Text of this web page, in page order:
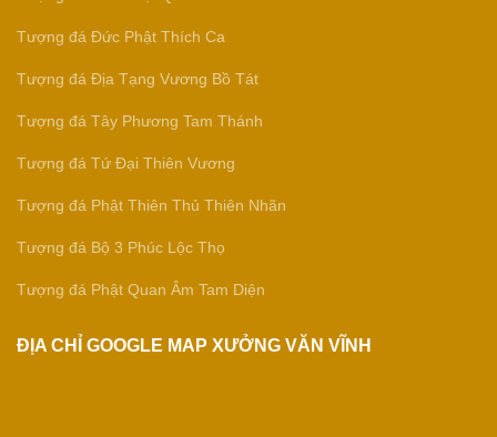
Tượng đá Đức Phật Thích Ca
Tượng đá Địa Tạng Vương Bồ Tát
Tượng đá Tây Phương Tam Thánh
Tượng đá Tứ Đại Thiên Vương
Tượng đá Phật Thiên Thủ Thiên Nhãn
Tượng đá Bộ 3 Phúc Lộc Thọ
Tượng đá Phật Quan Âm Tam Diện
ĐỊA CHỈ GOOGLE MAP XƯỞNG VĂN VĨNH